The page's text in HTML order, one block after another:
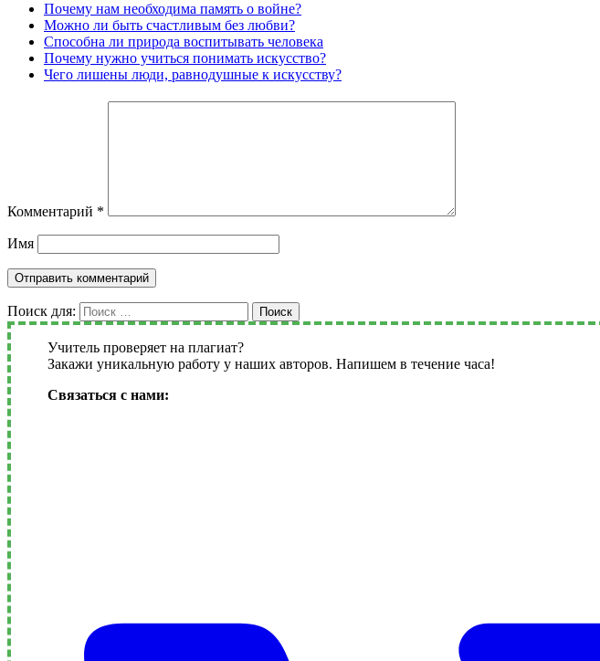
Почему нам необходима память о войне?
Можно ли быть счастливым без любви?
Способна ли природа воспитывать человека
Почему нужно учиться понимать искусство?
Чего лишены люди, равнодушные к искусству?
Комментарий *
Имя
Поиск для: Поиск
Учитель проверяет на плагиат?
Закажи уникальную работу у наших авторов. Напишем в течение часа!
Связаться с нами: